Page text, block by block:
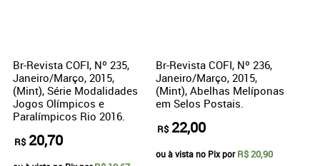
Br-Revista COFI, Nº 235,
Janeiro/Março, 2015,
(Mint), Série Modalidades
Jogos Olímpicos e
Paralímpicos Rio 2016.
R$ 20,70
Br-Revista COFI, Nº 236,
Janeiro/Março, 2015,
(Mint), Abelhas Melíponas
em Selos Postais.
R$ 22,00
ou à vista no Pix porR$ 20,90